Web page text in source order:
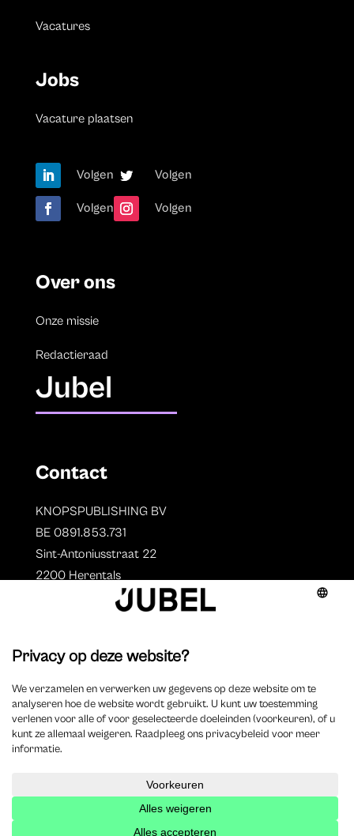
Vacatures
Jobs
Vacature plaatsen
Volgen Volgen
Volgen Volgen
Over ons
Onze missie
Redactieraad
Jubel
Contact
KNOPSPUBLISHING BV
BE 0891.853.731
Sint-Antoniusstraat 22
2200 Herentals
Auteurs
Overzicht auteurs
Auteur worden?
2025 Jubel – Webdesign byWisemen
Cookieverklaring–Disclaimer–